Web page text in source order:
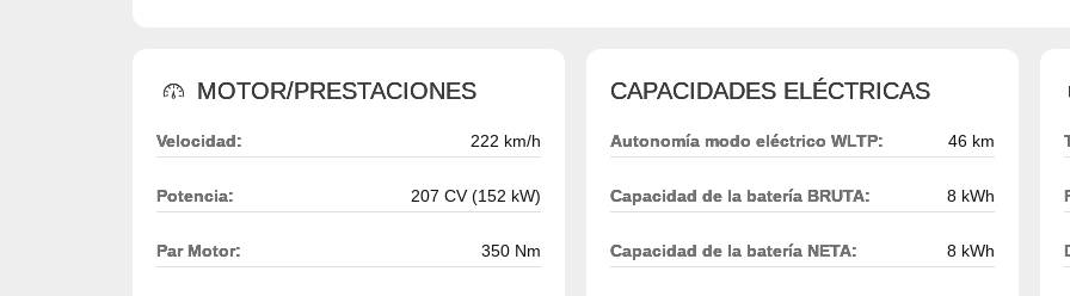
MOTOR/PRESTACIONES
Velocidad: 222 km/h
Potencia: 207 CV (152 kW)
Par Motor: 350 Nm
CAPACIDADES ELÉCTRICAS
Autonomía modo eléctrico WLTP: 46 km
Capacidad de la batería BRUTA: 8 kWh
Capacidad de la batería NETA: 8 kWh